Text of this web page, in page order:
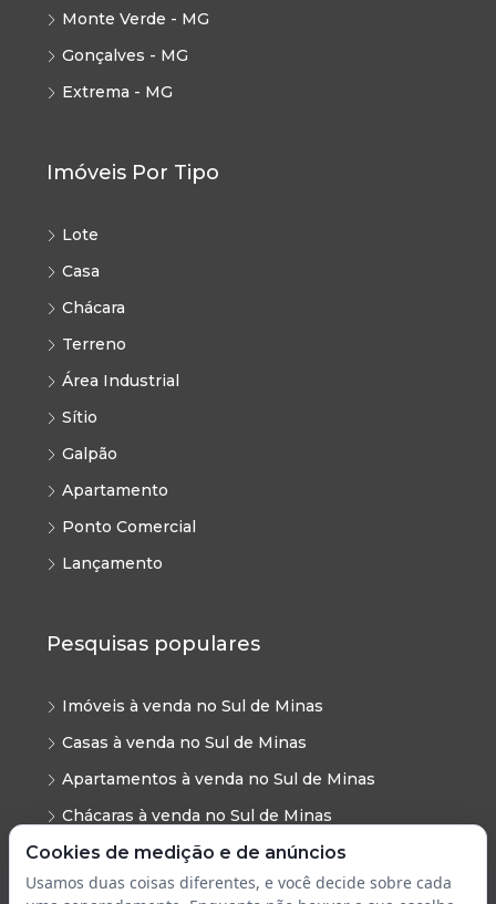
Monte Verde - MG
Gonçalves - MG
Extrema - MG
Imóveis Por Tipo
Lote
Casa
Chácara
Terreno
Área Industrial
Sítio
Galpão
Apartamento
Ponto Comercial
Lançamento
Pesquisas populares
Imóveis à venda no Sul de Minas
Casas à venda no Sul de Minas
Apartamentos à venda no Sul de Minas
Chácaras à venda no Sul de Minas
Sítios à venda no Sul de Minas
Terrenos à venda no Sul de Minas
Cookies de medição e de anúncios
Usamos duas coisas diferentes, e você decide sobre cada